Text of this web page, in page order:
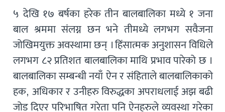
५ देखि १७ बर्षका हरेक तीन बालबालिका मध्ये १ जना
बाल श्रममा संलग्न छन भने तीमध्ये लगभग सवैजना
जोखिमयुक्त अवस्थामा छन् । हिंसात्मक अनुशासन विधिले
लगभग ८२ प्रतिशत बालबालिका माथि प्रभाव पारेको छ ।
बालबालिका सम्बन्धी नयाँ ऐन र संहिताले बालबालिकाको
हक, अधिकार र उनीहरु विरुद्धका अपराधलाई अझ बढी
जोड दिएर परिभाषित गरेता पनि ऐनहरुले व्यवस्था गरेका